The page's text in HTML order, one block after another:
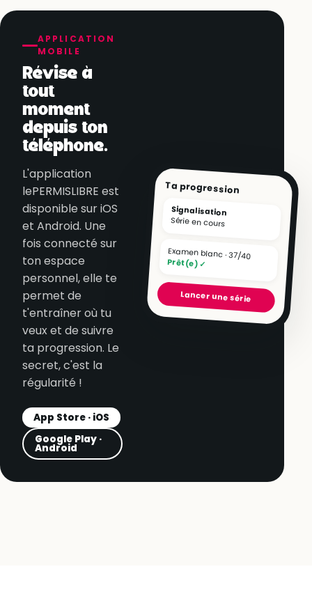
APPLICATION
MOBILE
Révise à
tout
moment
depuis ton
téléphone.
L'application
lePERMISLIBRE est
disponible sur iOS
et Android. Une
fois connecté sur
ton espace
personnel, elle te
permet de
t'entraîner où tu
veux et de suivre
ta progression. Le
secret, c'est la
régularité !
App Store · iOS
Google Play ·
Android
Ta progression
Signalisation
Série en cours
Examen blanc · 37/40
Prêt(e) ✓
Lancer une série